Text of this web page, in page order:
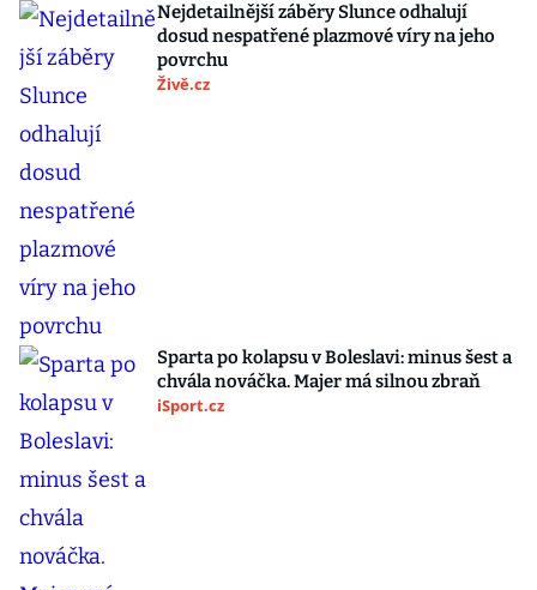
Nejdetailnější záběry Slunce odhalují
dosud nespatřené plazmové víry na jeho
povrchu
Živě.cz
Sparta po kolapsu v Boleslavi: minus šest a
chvála nováčka. Majer má silnou zbraň
iSport.cz